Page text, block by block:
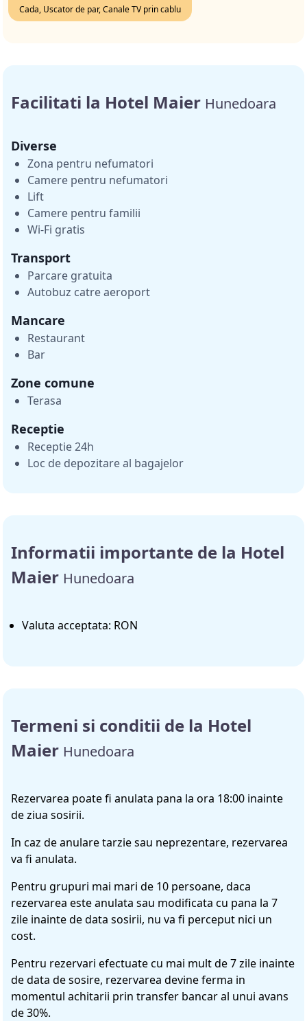
Cada, Uscator de par, Canale TV prin cablu
Facilitati la Hotel Maier Hunedoara
Diverse
Zona pentru nefumatori
Camere pentru nefumatori
Lift
Camere pentru familii
Wi-Fi gratis
Transport
Parcare gratuita
Autobuz catre aeroport
Mancare
Restaurant
Bar
Zone comune
Terasa
Receptie
Receptie 24h
Loc de depozitare al bagajelor
Informatii importante de la Hotel
Maier Hunedoara
Valuta acceptata: RON
Termeni si conditii de la Hotel
Maier Hunedoara
Rezervarea poate fi anulata pana la ora 18:00 inainte
de ziua sosirii.
In caz de anulare tarzie sau neprezentare, rezervarea
va fi anulata.
Pentru grupuri mai mari de 10 persoane, daca
rezervarea este anulata sau modificata cu pana la 7
zile inainte de data sosirii, nu va fi perceput nici un
cost.
Pentru rezervari efectuate cu mai mult de 7 zile inainte
de data de sosire, rezervarea devine ferma in
momentul achitarii prin transfer bancar al unui avans
de 30%.